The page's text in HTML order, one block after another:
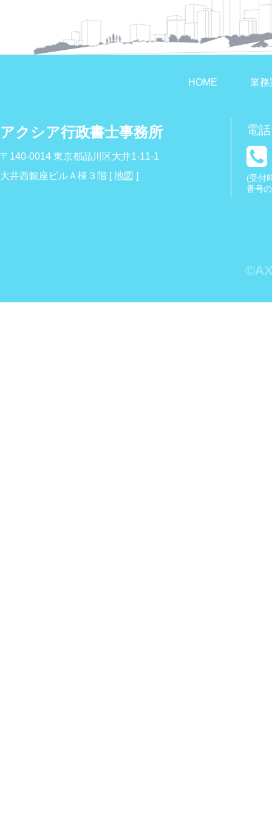
HOME 業務
アクシア行政書士事務所
〒140-0014 東京都品川区大井1-11-1
大井西銀座ビルＡ棟３階 [地図 ]
電
(受付
番号